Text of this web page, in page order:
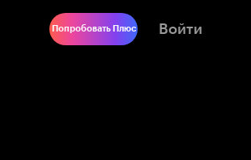
Попробовать Плюс Войти